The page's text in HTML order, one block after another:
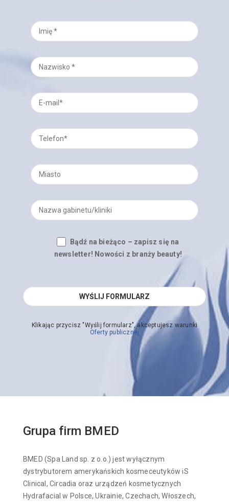
Bądź na bieżąco – zapisz się na
newsletter! Nowości z branży beauty!
Klikając przycisz "Wyślij formularz", akceptujesz warunki
Oferty publicznej
Grupa firm BMED
BMED (Spa Land sp. z o.o.) jest wyłącznym
dystrybutorem amerykańskich kosmeceutyków iS
Clinical, Circadia oraz urządzeń kosmetycznych
Hydrafacial w Polsce, Ukrainie, Czechach, Włoszech,